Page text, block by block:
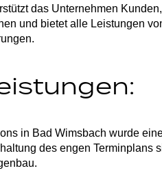
das Unternehmen
und bietet alle Leistungen
in Bad Wimsbach wurde
des engen Terminplans